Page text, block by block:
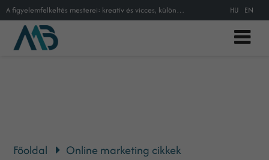
A figyelemfelkeltés mesterei: kreatív és vicces, különleges reklámok és hirdetések a nagyviálágból, amelyeket biztosan mindenki HU EN
Főoldal
Online marketing cikkek